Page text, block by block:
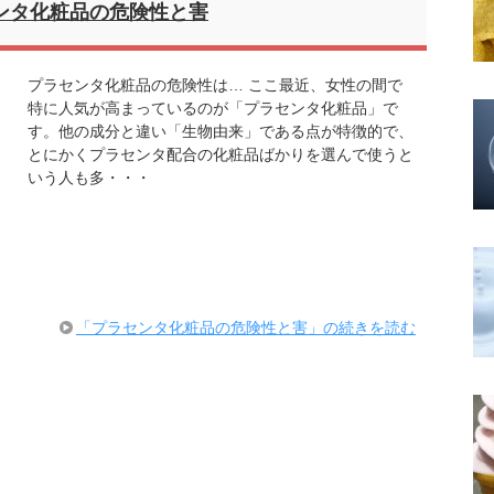
タ化粧品の危険性と害
プラセンタ化粧品の危険性は… ここ最近、女性の間で
特に人気が高まっているのが「プラセンタ化粧品」で
す。他の成分と違い「生物由来」である点が特徴的で、
とにかくプラセンタ配合の化粧品ばかりを選んで使うと
いう人も多・・・
「プラセンタ化粧品の危険性と害」の続きを読む